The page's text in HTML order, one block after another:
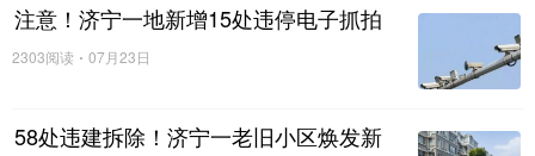
注意！济宁一地新增15处违停电子抓拍
2303阅读 07月23日
58处违建拆除！济宁一老旧小区焕发新